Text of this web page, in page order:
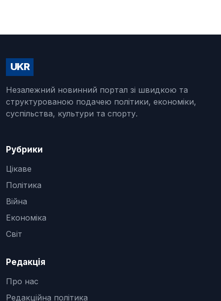
UKR
Незалежний новинний портал зі швидкою та
структурованою подачею політики, економіки,
суспільства, культури та спорту.
Рубрики
Цікаве
Політика
Війна
Економіка
Світ
Редакція
Про нас
Редакційна політика